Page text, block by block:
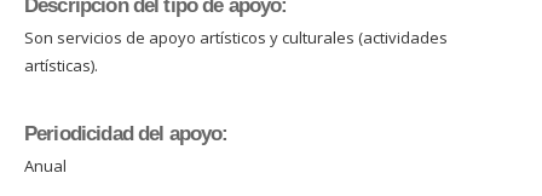
Descripción del tipo de apoyo:
Son servicios de apoyo artísticos y culturales (actividades
artísticas).
Periodicidad del apoyo:
Anual